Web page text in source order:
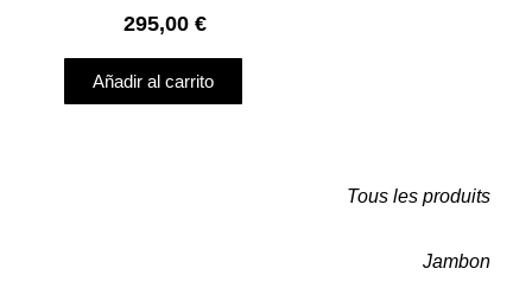
Tous les produits
Jambon
295,00 €
Añadir al carrito